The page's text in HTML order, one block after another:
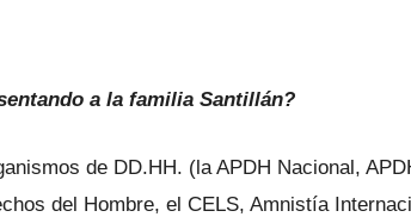
a la familia Santillán?
de DD.HH. (la APDH Nacional,
del Hombre, el CELS, Amnistía